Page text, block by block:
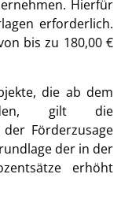
Hierfür
erforderlich.
bis zu 180,00 €
die ab dem
gilt die
Förderzusage
der in der
erhöht